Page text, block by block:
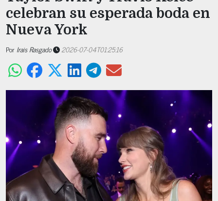
celebran su esperada boda en
Nueva York
Por Irais Rasgado 2026-07-04T01:25:16